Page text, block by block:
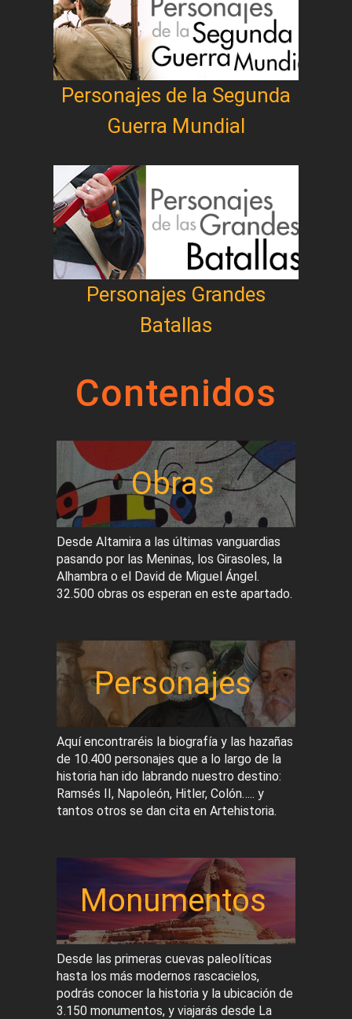
Personajes de la Segunda
Guerra Mundial
Personajes Grandes
Batallas
Contenidos
Obras
Desde Altamira a las últimas vanguardias
pasando por las Meninas, los Girasoles, la
Alhambra o el David de Miguel Ángel.
32.500 obras os esperan en este apartado.
Personajes
Aquí encontraréis la biografía y las hazañas
de 10.400 personajes que a lo largo de la
historia han ido labrando nuestro destino:
Ramsés II, Napoleón, Hitler, Colón….. y
tantos otros se dan cita en Artehistoria.
Monumentos
Desde las primeras cuevas paleolíticas
hasta los más modernos rascacielos,
podrás conocer la historia y la ubicación de
3.150 monumentos, y viajarás desde La